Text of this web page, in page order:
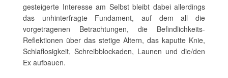
gesteigerte Interesse am Selbst bleibt dabei allerdings
das unhinterfragte Fundament, auf dem all die
vorgetragenen Betrachtungen, die Befindlichkeits-
Reflektionen über das stetige Altern, das kaputte Knie,
Schlaflosigkeit, Schreibblockaden, Launen und die/den
Ex aufbauen.